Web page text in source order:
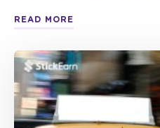
READ MORE